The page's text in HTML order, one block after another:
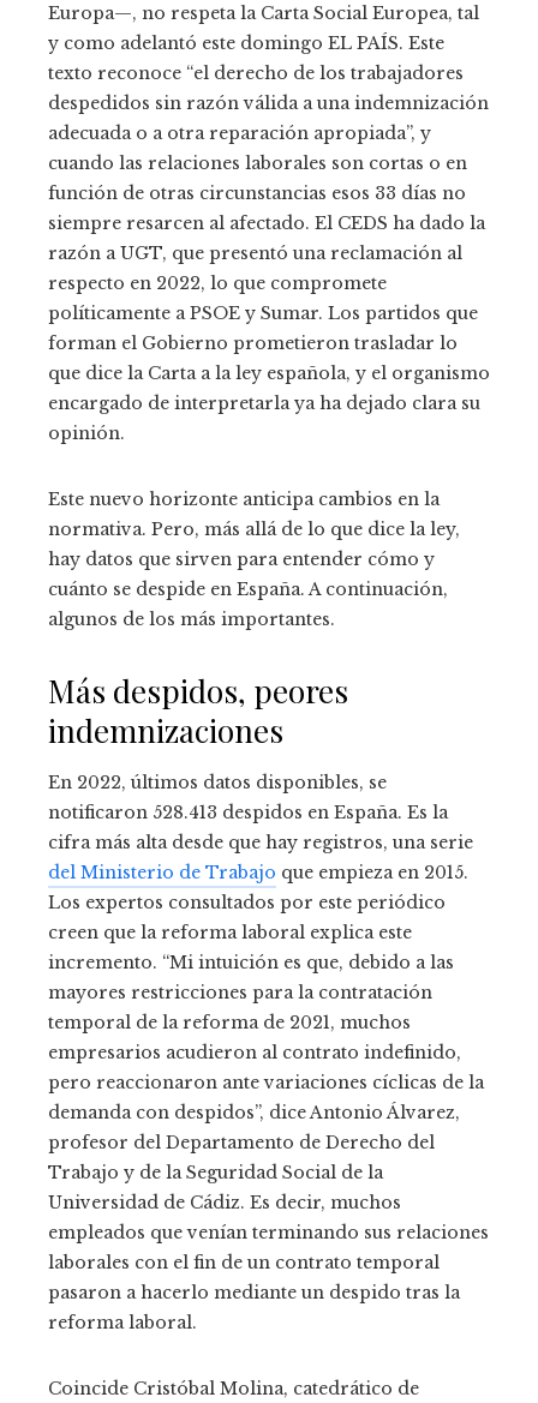
Europa—, no respeta la Carta Social Europea, tal
y como adelantó este domingo EL PAÍS. Este
texto reconoce “el derecho de los trabajadores
despedidos sin razón válida a una indemnización
adecuada o a otra reparación apropiada”, y
cuando las relaciones laborales son cortas o en
función de otras circunstancias esos 33 días no
siempre resarcen al afectado. El CEDS ha dado la
razón a UGT, que presentó una reclamación al
respecto en 2022, lo que compromete
políticamente a PSOE y Sumar. Los partidos que
forman el Gobierno prometieron trasladar lo
que dice la Carta a la ley española, y el organismo
encargado de interpretarla ya ha dejado clara su
opinión.
Este nuevo horizonte anticipa cambios en la
normativa. Pero, más allá de lo que dice la ley,
hay datos que sirven para entender cómo y
cuánto se despide en España. A continuación,
algunos de los más importantes.
Más despidos, peores
indemnizaciones
En 2022, últimos datos disponibles, se
notificaron 528.413 despidos en España. Es la
cifra más alta desde que hay registros, una serie
del Ministerio de Trabajo que empieza en 2015.
Los expertos consultados por este periódico
creen que la reforma laboral explica este
incremento. “Mi intuición es que, debido a las
mayores restricciones para la contratación
temporal de la reforma de 2021, muchos
empresarios acudieron al contrato indefinido,
pero reaccionaron ante variaciones cíclicas de la
demanda con despidos”, dice Antonio Álvarez,
profesor del Departamento de Derecho del
Trabajo y de la Seguridad Social de la
Universidad de Cádiz. Es decir, muchos
empleados que venían terminando sus relaciones
laborales con el fin de un contrato temporal
pasaron a hacerlo mediante un despido tras la
reforma laboral.
Coincide Cristóbal Molina, catedrático de